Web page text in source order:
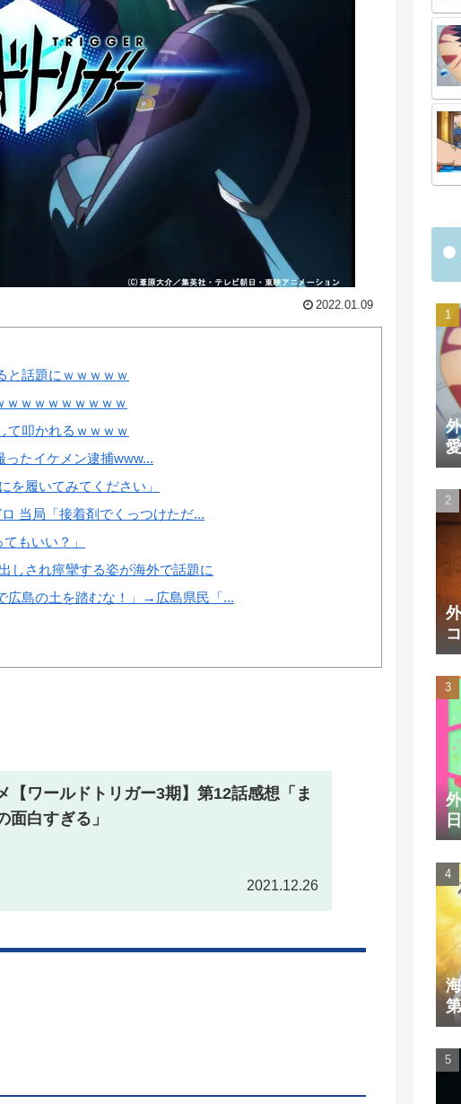
2022.01.09
と話題にｗｗｗｗｗ
ｗｗｗｗｗｗｗｗｗ
て叩かれるｗｗｗｗ
たイケメン逮捕www...
を履いてみてください」
当局「接着剤でくっつけただ...
もいい？」
され痙攣する姿が海外で話題に
広島の土を踏むな！」→広島県民「...
【ワールドトリガー3期】第12話感想「ま
面白すぎる」
2021.12.26